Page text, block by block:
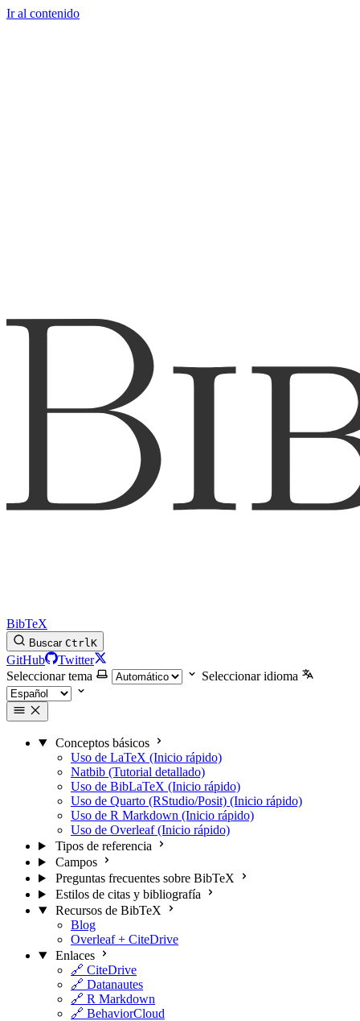
Ir al contenido
BibTeX
Buscar CtrlK
GitHub
Twitter
Seleccionar tema
Seleccionar idioma
Conceptos básicos
Uso de LaTeX (Inicio rápido)
Natbib (Tutorial detallado)
Uso de BibLaTeX (Inicio rápido)
Uso de Quarto (RStudio/Posit) (Inicio rápido)
Uso de R Markdown (Inicio rápido)
Uso de Overleaf (Inicio rápido)
Tipos de referencia
Campos
Preguntas frecuentes sobre BibTeX
Estilos de citas y bibliografía
Recursos de BibTeX
Blog
Overleaf + CiteDrive
Enlaces
🔗 CiteDrive
🔗 Datanautes
🔗 R Markdown
🔗 BehaviorCloud